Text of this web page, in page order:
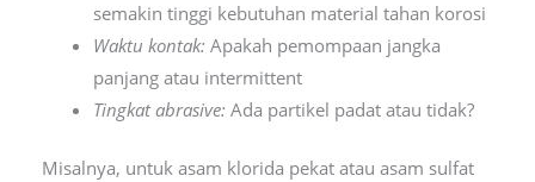
semakin tinggi kebutuhan material tahan korosi
Waktu kontak: Apakah pemompaan jangka
panjang atau intermittent
Tingkat abrasive: Ada partikel padat atau tidak?
Misalnya, untuk asam klorida pekat atau asam sulfat